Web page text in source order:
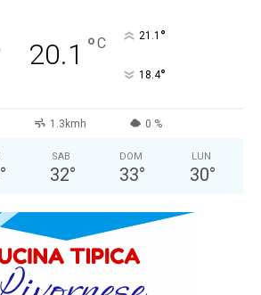
20.1 °C 21.1 °
18.4°
1.3kmh 0 %
°
SAB
32°
DOM
33°
LUN
30°